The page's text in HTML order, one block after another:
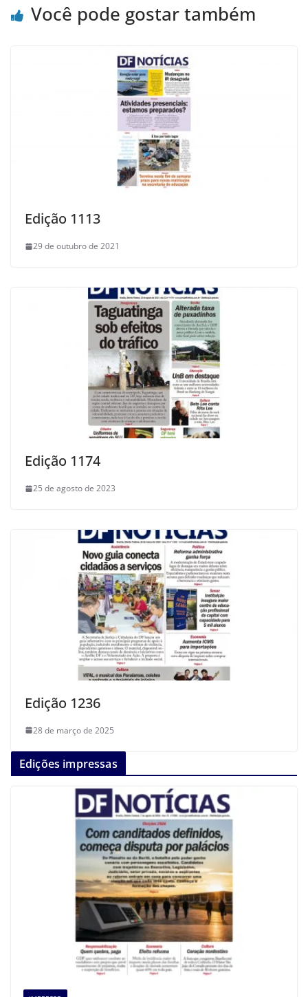
Você pode gostar também
Edição 1113
29 de outubro de 2021
Edição 1174
25 de agosto de 2023
Edição 1236
28 de março de 2025
Edições impressas